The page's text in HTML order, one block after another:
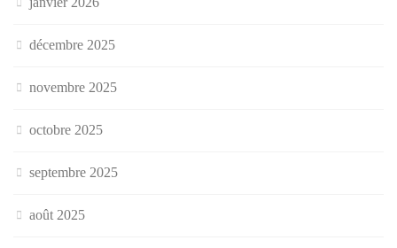
décembre 2025
novembre 2025
octobre 2025
septembre 2025
août 2025